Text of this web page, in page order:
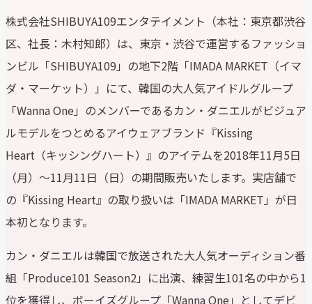
株式会社SHIBUYA109エンタテイメント（本社：東京都渋谷
区、社長：木村知郎）は、東京・渋谷で運営するファッショ
ンビル「SHIBUYA109」の地下2階「IMADA MARKET（イマ
ダ・マーケット）」にて、韓国の大人気アイドルグループ
「Wanna One」のメンバーであるカン・ダニエルがビジュア
ルモデルをつとめるアイウェアブランド『Kissing
Heart（キッシングハート）』のアイテムを2018年11月5日
（月）～11月11日（日）の期間販売いたします。実店舗で
の『Kissing Heart』の取り扱いは「IMADA MARKET」が日
本初となります。
カン・ダニエルは韓国で放送された大人気オーディション番
組「Produce101 Season2」に出演、練習生101名の中から1
位を獲得し、ボーイズグループ「Wanna One」としてデビ